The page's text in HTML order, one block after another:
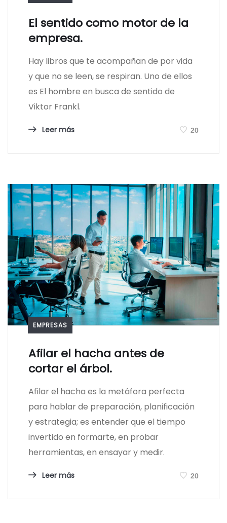
El sentido como motor de la
empresa.
Hay libros que te acompañan de por vida
y que no se leen, se respiran. Uno de ellos
es El hombre en busca de sentido de
Viktor Frankl.
Leer más 20
EMPRESAS
Afilar el hacha antes de
cortar el árbol.
Afilar el hacha es la metáfora perfecta
para hablar de preparación, planificación
y estrategia; es entender que el tiempo
invertido en formarte, en probar
herramientas, en ensayar y medir.
Leer más 20